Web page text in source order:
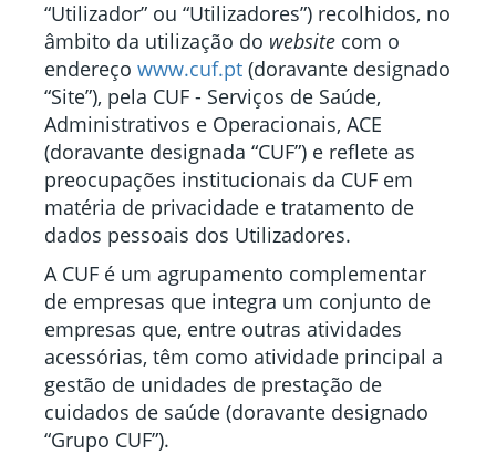
“Utilizador” ou “Utilizadores”) recolhidos, no
âmbito da utilização do website com o
endereço www.cuf.pt (doravante designado
“Site”), pela CUF - Serviços de Saúde,
Administrativos e Operacionais, ACE
(doravante designada “CUF”) e reflete as
preocupações institucionais da CUF em
matéria de privacidade e tratamento de
dados pessoais dos Utilizadores.
A CUF é um agrupamento complementar
de empresas que integra um conjunto de
empresas que, entre outras atividades
acessórias, têm como atividade principal a
gestão de unidades de prestação de
cuidados de saúde (doravante designado
“Grupo CUF”).